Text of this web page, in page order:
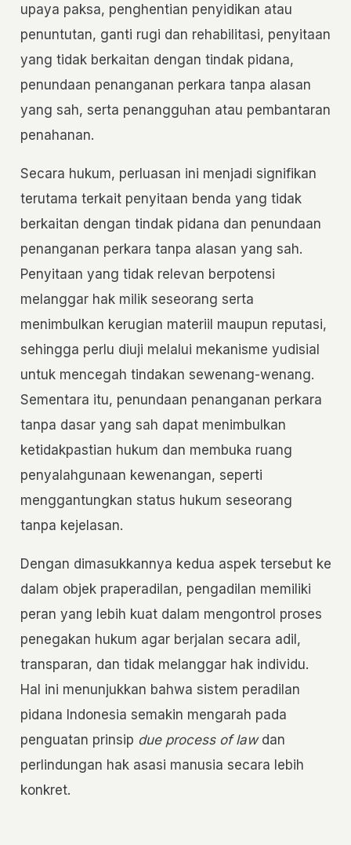
upaya paksa, penghentian penyidikan atau
penuntutan, ganti rugi dan rehabilitasi, penyitaan
yang tidak berkaitan dengan tindak pidana,
penundaan penanganan perkara tanpa alasan
yang sah, serta penangguhan atau pembantaran
penahanan.
Secara hukum, perluasan ini menjadi signifikan
terutama terkait penyitaan benda yang tidak
berkaitan dengan tindak pidana dan penundaan
penanganan perkara tanpa alasan yang sah.
Penyitaan yang tidak relevan berpotensi
melanggar hak milik seseorang serta
menimbulkan kerugian materiil maupun reputasi,
sehingga perlu diuji melalui mekanisme yudisial
untuk mencegah tindakan sewenang-wenang.
Sementara itu, penundaan penanganan perkara
tanpa dasar yang sah dapat menimbulkan
ketidakpastian hukum dan membuka ruang
penyalahgunaan kewenangan, seperti
menggantungkan status hukum seseorang
tanpa kejelasan.
Dengan dimasukkannya kedua aspek tersebut ke
dalam objek praperadilan, pengadilan memiliki
peran yang lebih kuat dalam mengontrol proses
penegakan hukum agar berjalan secara adil,
transparan, dan tidak melanggar hak individu.
Hal ini menunjukkan bahwa sistem peradilan
pidana Indonesia semakin mengarah pada
penguatan prinsip due process of lawdan
perlindungan hak asasi manusia secara lebih
konkret.